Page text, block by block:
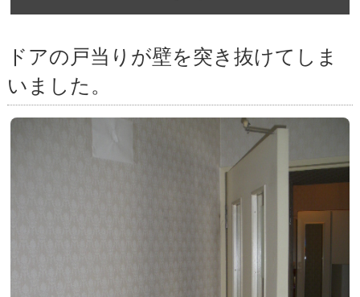
ドアの戸当りが壁を突き抜けてしま
いました。